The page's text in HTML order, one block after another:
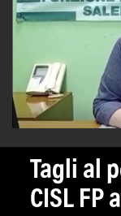
Tagli al
CISL FP